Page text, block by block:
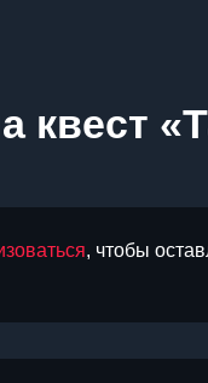
квест
, чтобы